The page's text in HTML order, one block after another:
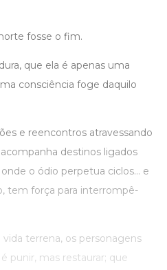
fosse o fim.
que ela é apenas uma
consciência foge daquilo
e reencontros atravessando
destinos ligados
o ódio perpetua ciclos… e
tem força para interrompê-
terrena, os personagens
punir, mas restaurar; que